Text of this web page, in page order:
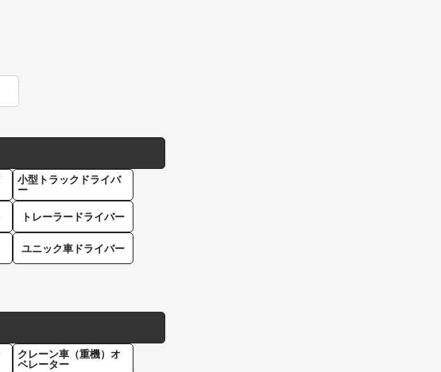
小型トラックドライバ
ー
トレーラードライバー
ユニック車ドライバー
クレーン車（重機）オ
ペレーター